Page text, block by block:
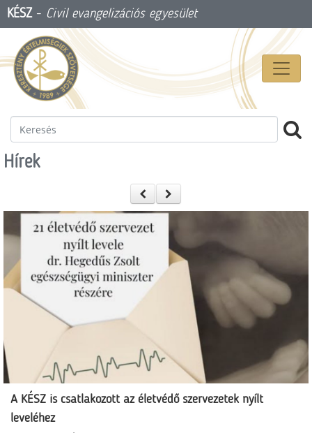
KÉSZ- Civil evangelizációs egyesület
Hírek
A KÉSZ is csatlakozott az életvédő szervezetek nyílt
leveléhez